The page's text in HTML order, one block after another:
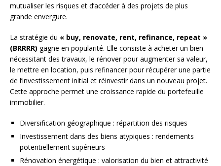
mutualiser les risques et d’accéder à des projets de plus
grande envergure.
La stratégie du « buy, renovate, rent, refinance, repeat »
(BRRRR) gagne en popularité. Elle consiste à acheter un bien
nécessitant des travaux, le rénover pour augmenter sa valeur,
le mettre en location, puis refinancer pour récupérer une partie
de l’investissement initial et réinvestir dans un nouveau projet.
Cette approche permet une croissance rapide du portefeuille
immobilier.
Diversification géographique : répartition des risques
Investissement dans des biens atypiques : rendements
potentiellement supérieurs
Rénovation énergétique : valorisation du bien et attractivité